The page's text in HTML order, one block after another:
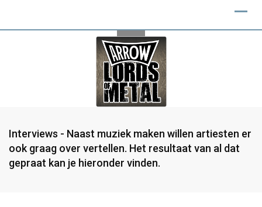
Interviews - Naast muziek maken willen artiesten er
ook graag over vertellen. Het resultaat van al dat
gepraat kan je hieronder vinden.